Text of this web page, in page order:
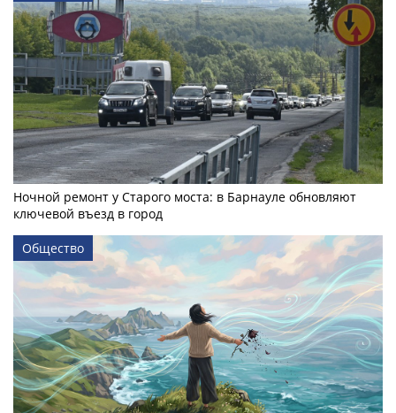
Ночной ремонт у Старого моста: в Барнауле обновляют
ключевой въезд в город
Общество